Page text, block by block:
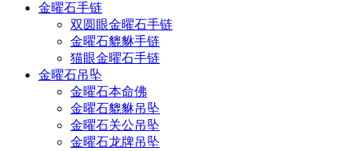
金曜石手链
双圆眼金曜石手链
金曜石貔貅手链
猫眼金曜石手链
金曜石吊坠
金曜石本命佛
金曜石貔貅吊坠
金曜石关公吊坠
金曜石龙牌吊坠